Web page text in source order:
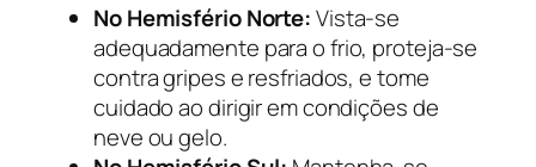
No Hemisfério Norte:Vista-se
adequadamente para o frio, proteja-se
contra gripes e resfriados, e tome
cuidado ao dirigir em condições de
neve ou gelo.